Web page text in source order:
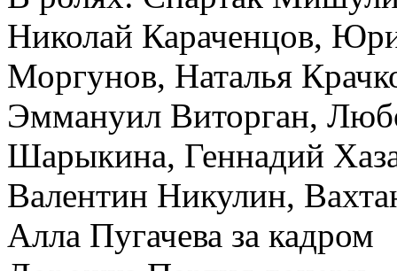
Николай Караченцов,
Моргунов, Наталья
Эммануил Виторган,
Шарыкина, Геннадий
Валентин Никулин,
Алла Пугачева за кадром